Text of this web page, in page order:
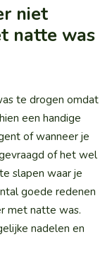
niet
natte was
te drogen omdat
een handige
of wanneer je
of het wel
slapen waar je
goede redenen
met natte was.
nadelen en